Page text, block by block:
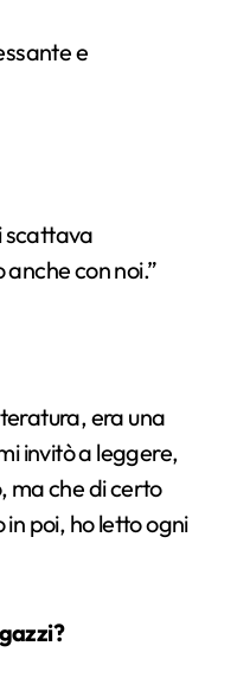
e
scattava
con noi.”
era una
invitò a leggere,
ma che di certo
poi, ho letto ogni